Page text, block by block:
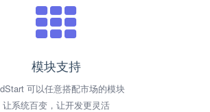
模块支持
可以任意搭配市场的模块
让系统百变，让开发更灵活